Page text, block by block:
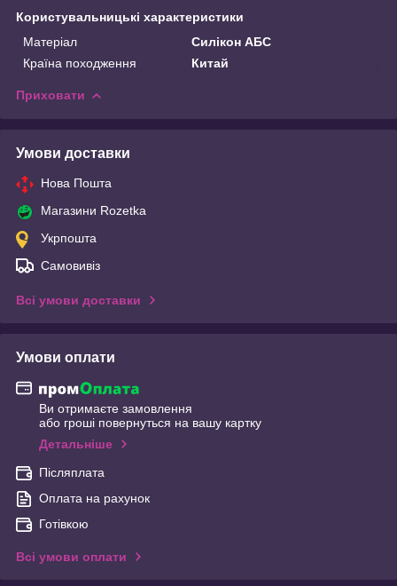
Користувальницькі характеристики
Матеріал
Силікон АБС
Країна походження
Китай
Приховати
Умови доставки
Нова Пошта
Магазини Rozetka
Укрпошта
Самовивіз
Всі умови доставки
Умови оплати
Ви отримаєте замовлення
або гроші повернуться на вашу картку
Детальніше
Післяплата
Оплата на рахунок
Готівкою
Всі умови оплати